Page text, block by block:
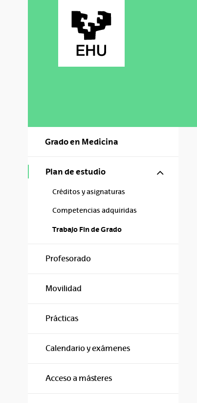
Grado en Medicina
Plan de estudio
Créditos y asignaturas
Competencias adquiridas
Trabajo Fin de Grado
Profesorado
Movilidad
Prácticas
Calendario y exámenes
Acceso a másteres